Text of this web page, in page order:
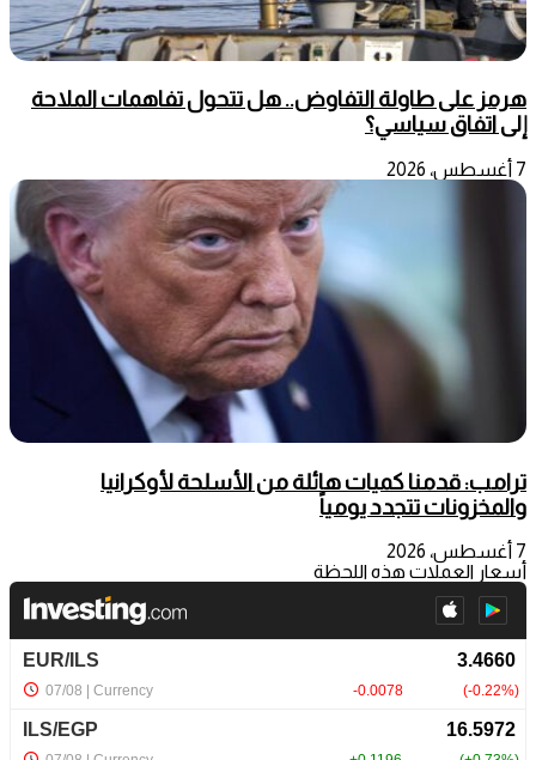
هرمز على طاولة التفاوض.. هل تتحول تفاهمات الملاحة
إلى اتفاق سياسي؟
7 أغسطس، 2026
ترامب: قدمنا كميات هائلة من الأسلحة لأوكرانيا
والمخزونات تتجدد يومياً
7 أغسطس، 2026
أسعار العملات هذه اللحظة